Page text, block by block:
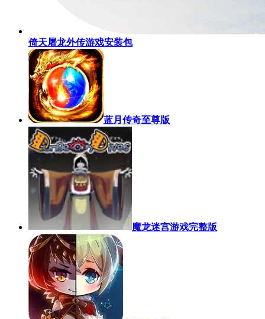
倚天屠龙外传游戏安装包
蓝月传奇至尊版
魔龙迷宫游戏完整版